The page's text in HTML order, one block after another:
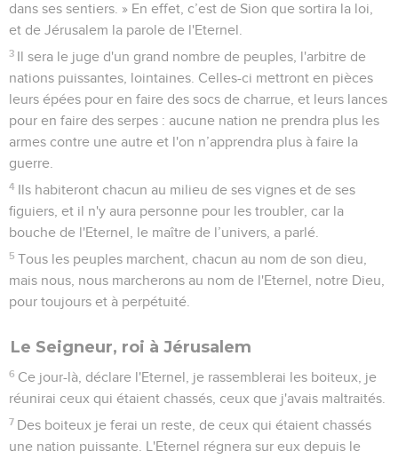
dans ses sentiers. » En effet, c’est de Sion que sortira la loi,
et de Jérusalem la parole de l'Eternel.
3 Il sera le juge d'un grand nombre de peuples, l'arbitre de
nations puissantes, lointaines. Celles-ci mettront en pièces
leurs épées pour en faire des socs de charrue, et leurs lances
pour en faire des serpes : aucune nation ne prendra plus les
armes contre une autre et l'on n’apprendra plus à faire la
guerre.
4 Ils habiteront chacun au milieu de ses vignes et de ses
figuiers, et il n'y aura personne pour les troubler, car la
bouche de l'Eternel, le maître de l’univers, a parlé.
5 Tous les peuples marchent, chacun au nom de son dieu,
mais nous, nous marcherons au nom de l'Eternel, notre Dieu,
pour toujours et à perpétuité.
Le Seigneur, roi à Jérusalem
6 Ce jour-là, déclare l'Eternel, je rassemblerai les boiteux, je
réunirai ceux qui étaient chassés, ceux que j'avais maltraités.
7 Des boiteux je ferai un reste, de ceux qui étaient chassés
une nation puissante. L'Eternel régnera sur eux depuis le